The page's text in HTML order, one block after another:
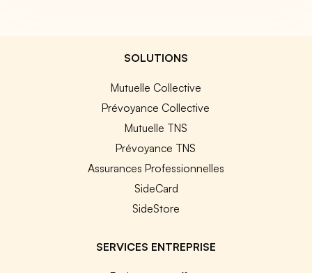
SOLUTIONS
Mutuelle Collective
Prévoyance Collective
Mutuelle TNS
Prévoyance TNS
Assurances Professionnelles
SideCard
SideStore
SERVICES ENTREPRISE